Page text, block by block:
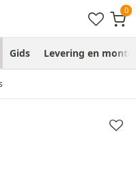
Gids Levering en